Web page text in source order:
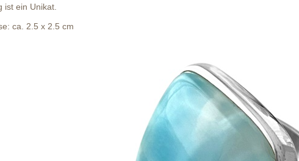
ist ein Unikat.
ca. 2.5 x 2.5 cm